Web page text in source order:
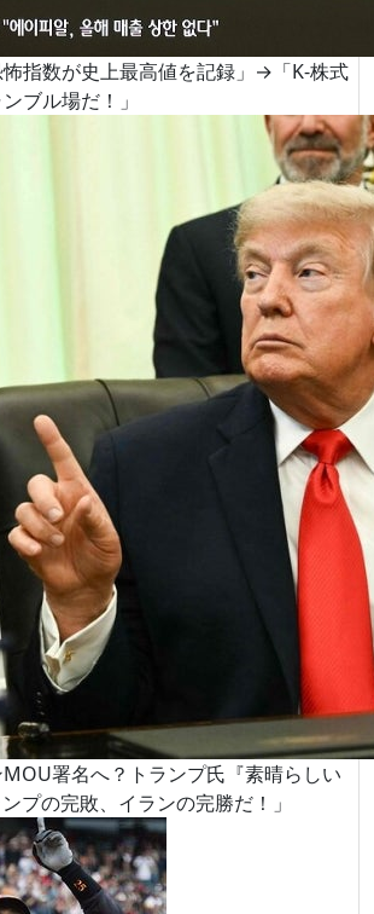
指数が史上最高値を記録」→「K-株式
ブル場だ！」
署名へ？トランプ氏『素晴らしい
プの完敗、イランの完勝だ！」